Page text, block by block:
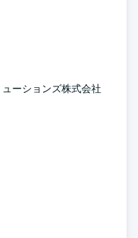
ーションズ株式会社